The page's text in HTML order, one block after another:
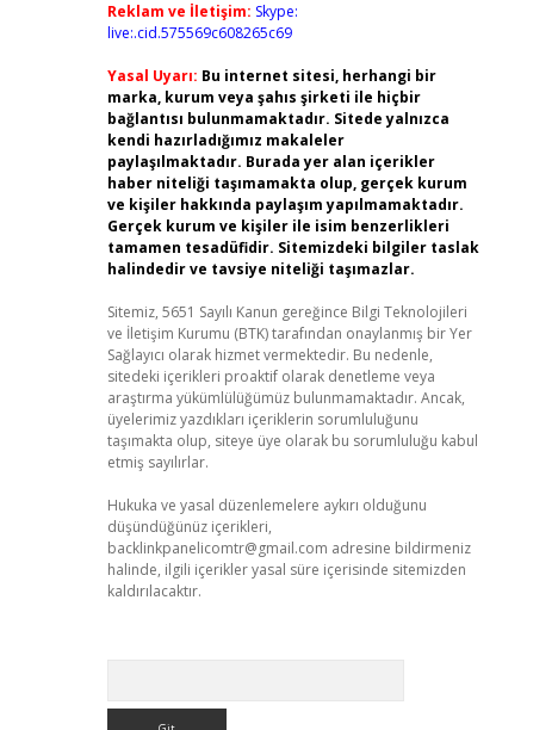
Reklam ve İletişim: Skype:
live:.cid.575569c608265c69
Yasal Uyarı: Bu internet sitesi, herhangi bir
marka, kurum veya şahıs şirketi ile hiçbir
bağlantısı bulunmamaktadır. Sitede yalnızca
kendi hazırladığımız makaleler
paylaşılmaktadır. Burada yer alan içerikler
haber niteliği taşımamakta olup, gerçek kurum
ve kişiler hakkında paylaşım yapılmamaktadır.
Gerçek kurum ve kişiler ile isim benzerlikleri
tamamen tesadüfidir. Sitemizdeki bilgiler taslak
halindedir ve tavsiye niteliği taşımazlar.
Sitemiz, 5651 Sayılı Kanun gereğince Bilgi Teknolojileri
ve İletişim Kurumu (BTK) tarafından onaylanmış bir Yer
Sağlayıcı olarak hizmet vermektedir. Bu nedenle,
sitedeki içerikleri proaktif olarak denetleme veya
araştırma yükümlülüğümüz bulunmamaktadır. Ancak,
üyelerimiz yazdıkları içeriklerin sorumluluğunu
taşımakta olup, siteye üye olarak bu sorumluluğu kabul
etmiş sayılırlar.
Hukuka ve yasal düzenlemelere aykırı olduğunu
düşündüğünüz içerikleri,
backlinkpanelicomtr@gmail.com adresine bildirmeniz
halinde, ilgili içerikler yasal süre içerisinde sitemizden
kaldırılacaktır.